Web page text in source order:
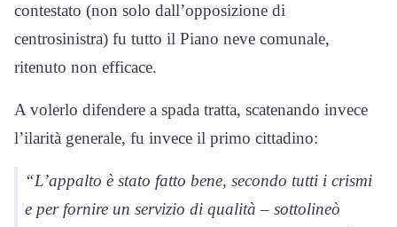
contestato (non solo dall’opposizione di
centrosinistra) fu tutto il Piano neve comunale,
ritenuto non efficace.
A volerlo difendere a spada tratta, scatenando invece
l’ilarità generale, fu invece il primo cittadino:
“L’appalto è stato fatto bene, secondo tutti i crismi
e per fornire un servizio di qualità – sottolineò